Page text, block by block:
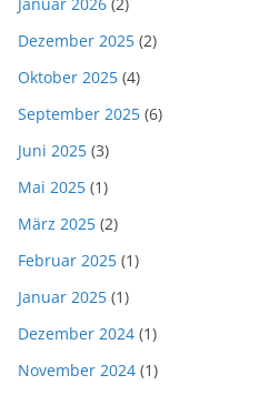
Dezember 2025 (2)
Oktober 2025 (4)
September 2025 (6)
Juni 2025 (3)
Mai 2025 (1)
März 2025 (2)
Februar 2025 (1)
Januar 2025 (1)
Dezember 2024 (1)
November 2024 (1)